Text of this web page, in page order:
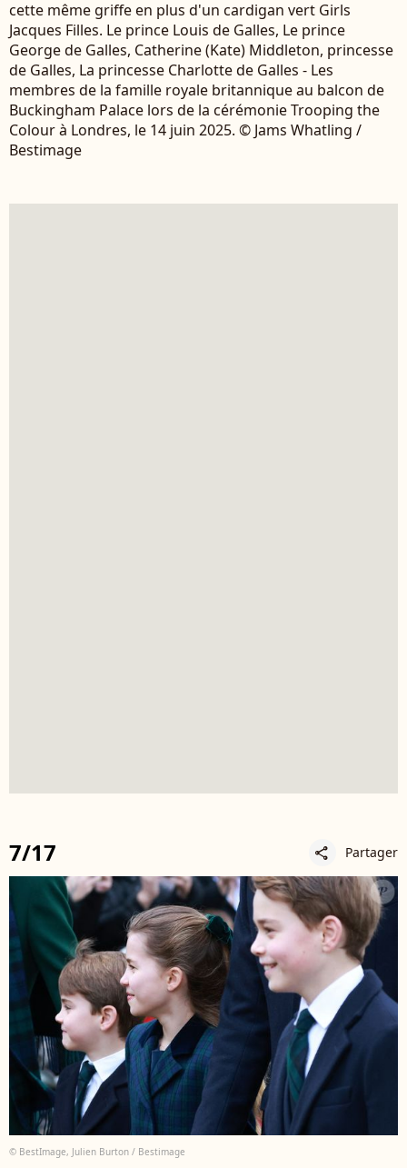
cette même griffe en plus d'un cardigan vert Girls
Jacques Filles. Le prince Louis de Galles, Le prince
George de Galles, Catherine (Kate) Middleton, princesse
de Galles, La princesse Charlotte de Galles - Les
membres de la famille royale britannique au balcon de
Buckingham Palace lors de la cérémonie Trooping the
Colour à Londres, le 14 juin 2025. © Jams Whatling /
Bestimage
7/17 share Partager
© BestImage, Julien Burton / Bestimage